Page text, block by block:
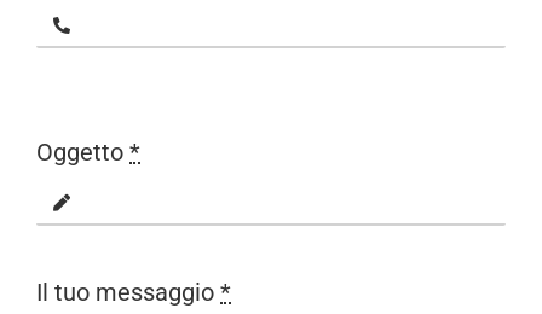
Oggetto *
Il tuo messaggio *